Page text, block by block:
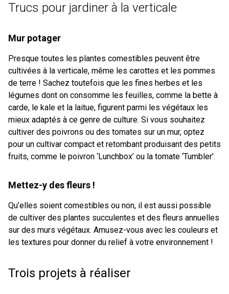
Trucs pour jardiner à la verticale
Mur potager
Presque toutes les plantes comestibles peuvent être
cultivées à la verticale, même les carottes et les pommes
de terre ! Sachez toutefois que les fines herbes et les
légumes dont on consomme les feuilles, comme la bette à
carde, le kale et la laitue, figurent parmi les végétaux les
mieux adaptés à ce genre de culture. Si vous souhaitez
cultiver des poivrons ou des tomates sur un mur, optez
pour un cultivar compact et retombant produisant des petits
fruits, comme le poivron ‘Lunchbox’ ou la tomate ‘Tumbler’.
Mettez-y des fleurs !
Qu’elles soient comestibles ou non, il est aussi possible
de cultiver des plantes succulentes et des fleurs annuelles
sur des murs végétaux. Amusez-vous avec les couleurs et
les textures pour donner du relief à votre environnement !
Trois projets à réaliser